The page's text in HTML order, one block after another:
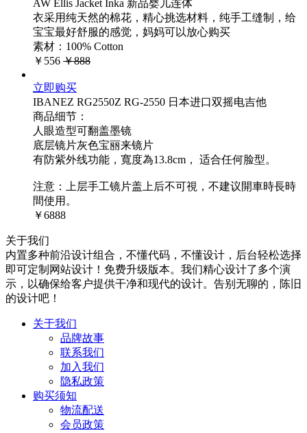
AW Ellis Jacket Inka 新品婴儿连体
衣采用纯天然的棉花，精心挑选材料，纯手工缝制，给
宝宝最好舒服的感觉，妈妈可以放心购买
素材：100% Cotton
￥556 ￥888
立即购买
IBANEZ RG2550Z RG-2550 日本进口双摇电吉他
商品细节：
人眼造型可翻盖墨镜
底层镜片灰色宝丽来镜片
有防紫外线功能，寬度為13.8cm， 适合任何脸型。
注意：上层手工镜片盖上后不可視，不建议開車時長時
間使用。
￥6888
关于我们
内置多种前沿设计组合，不懂代码，不懂设计，后台轻松选择
即可定制网站设计！免费升级版本。我们精心设计了多个演
示，以确保给客户提供干净和现代的设计。告别无聊的，陈旧
的设计吧！
关于我们
品牌故事
联系我们
加入我们
隐私政策
购买须知
物流配送
会员政策